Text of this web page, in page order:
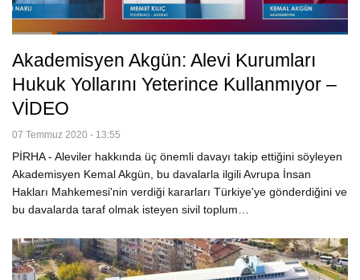
Akademisyen Akgün: Alevi Kurumları
Hukuk Yollarını Yeterince Kullanmıyor –
VİDEO
07 Temmuz 2020 - 13:55
PİRHA - Aleviler hakkında üç önemli davayı takip ettiğini söyleyen
Akademisyen Kemal Akgün, bu davalarla ilgili Avrupa İnsan
Hakları Mahkemesi'nin verdiği kararları Türkiye'ye gönderdiğini ve
bu davalarda taraf olmak isteyen sivil toplum…